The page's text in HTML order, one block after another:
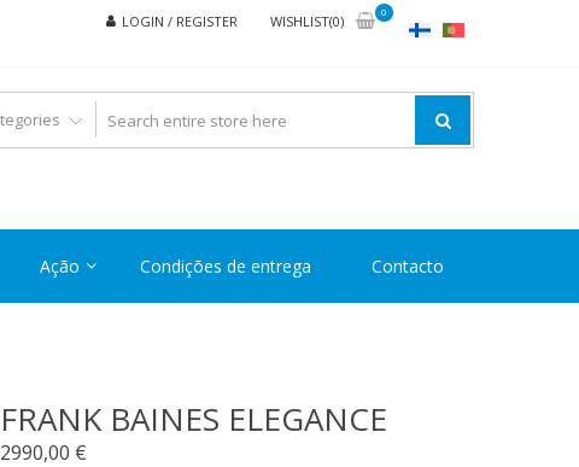
LOGIN / REGISTER WISHLIST(0)
0
Ação Condições de entrega Contacto
FRANK BAINES ELEGANCE
2990,00 €